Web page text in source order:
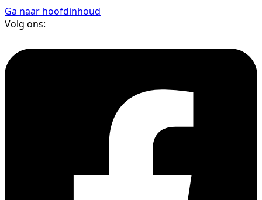
Ga naar hoofdinhoud
Volg ons: